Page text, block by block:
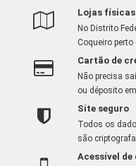
Lojas físicas
No Distrito
Coqueiro perto
Cartão de
Não precisa
ou déposito
Site seguro
Todos os
são
Acessível